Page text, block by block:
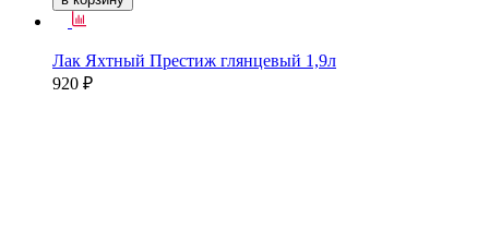
Лак Яхтный Престиж глянцевый 1,9л
920 ₽